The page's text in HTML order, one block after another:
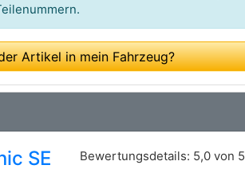
Artikel in mein Fahrzeug?
SE Bewertungsdetails: 5,0 von 5